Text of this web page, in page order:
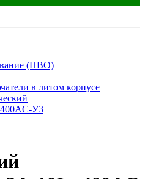
(НВО)
в литом корпусе
У3